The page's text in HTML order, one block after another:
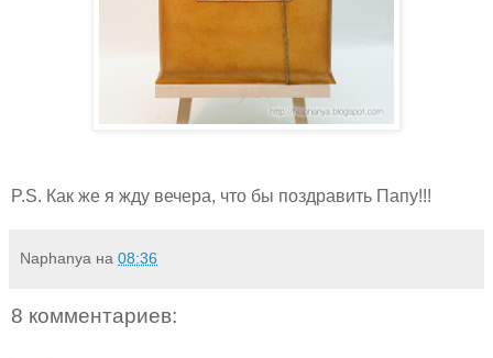
P.S. Как же я жду вечера, что бы поздравить Папу!!!
Naphanya на 08:36
8 комментариев: